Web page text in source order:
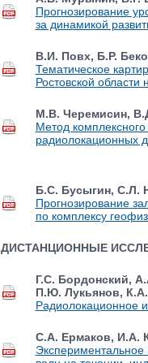
Прогнозирование
за динамикой
В.И. Повх, Б.Р.
Тематическое
Ростовской
М.В. Черемисин,
Метод
радиолокационных
Б.С. Бусыгин, С.Л.
Прогнозирование
по комплексу
ДИСТАНЦИОННЫЕ
Г.С. Бордонский,
П.Ю. Лукьянов,
Радиолокационное
С.А. Ермаков, И.А.